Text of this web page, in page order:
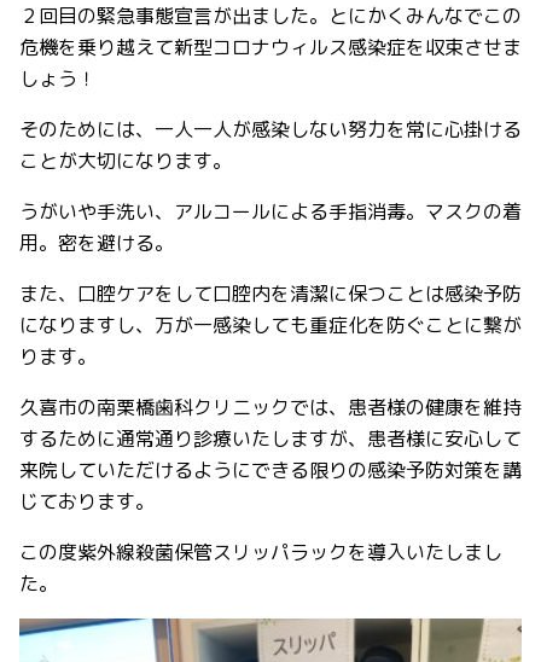
２回目の緊急事態宣言が出ました。とにかくみんなでこの
危機を乗り越えて新型コロナウィルス感染症を収束させま
しょう！
そのためには、一人一人が感染しない努力を常に心掛ける
ことが大切になります。
うがいや手洗い、アルコールによる手指消毒。マスクの着
用。密を避ける。
また、口腔ケアをして口腔内を清潔に保つことは感染予防
になりますし、万が一感染しても重症化を防ぐことに繋が
ります。
久喜市の南栗橋歯科クリニックでは、患者様の健康を維持
するために通常通り診療いたしますが、患者様に安心して
来院していただけるようにできる限りの感染予防対策を講
じております。
この度紫外線殺菌保管スリッパラックを導入いたしまし
た。